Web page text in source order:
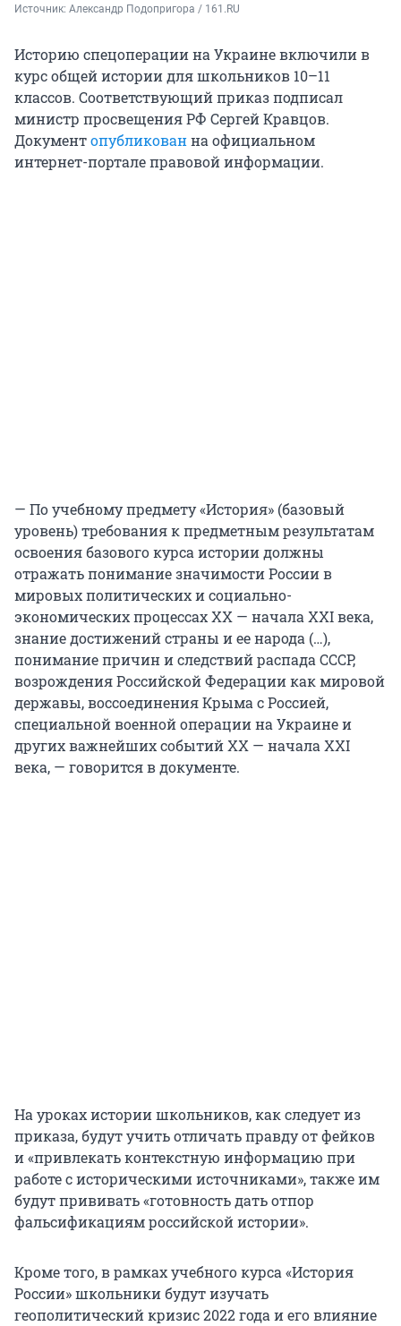
Источник: Александр Подопригора / 161.RU
Историю спецоперации на Украине включили в
курс общей истории для школьников 10–11
классов. Соответствующий приказ подписал
министр просвещения РФ Сергей Кравцов.
Документопубликованна официальном
интернет-портале правовой информации.
— По учебному предмету «История» (базовый
уровень) требования к предметным результатам
освоения базового курса истории должны
отражать понимание значимости России в
мировых политических и социально-
экономических процессах ХХ — начала XXI века,
знание достижений страны и ее народа (…),
понимание причин и следствий распада СССР,
возрождения Российской Федерации как мировой
державы, воссоединения Крыма с Россией,
специальной военной операции на Украине и
других важнейших событий XX — начала XXI
века, — говорится в документе.
На уроках истории школьников, как следует из
приказа, будут учить отличать правду от фейков
и «привлекать контекстную информацию при
работе с историческими источниками», также им
будут прививать «готовность дать отпор
фальсификациям российской истории».
Кроме того, в рамках учебного курса «История
России» школьники будут изучать
геополитический кризис 2022 года и его влияние